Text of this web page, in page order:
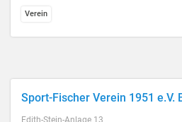
Verein
Sport-Fischer Verein 1951 e.V.
Edith-Stein-Anlage 13